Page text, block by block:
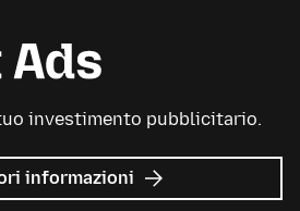
investimento pubblicitario.
informazioni su
Mozilla